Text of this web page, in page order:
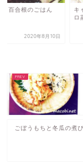
と百合根のごはん
2020年8月10日
キ
ロ
ごぼうもちと冬瓜の煮